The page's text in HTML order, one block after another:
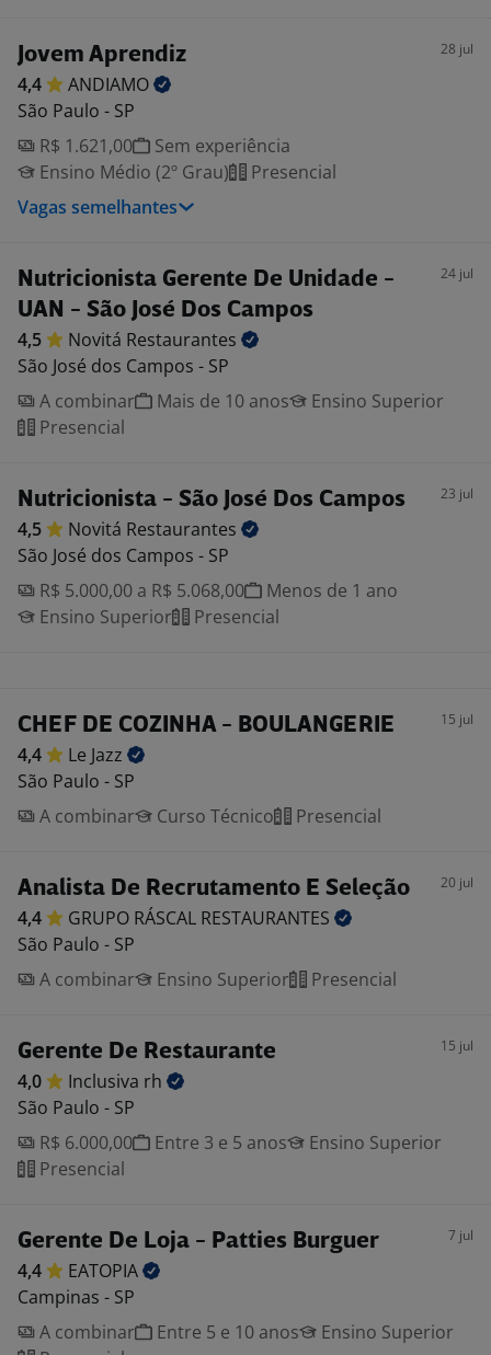
Jovem Aprendiz 28 jul
4,4
ANDIAMO
São Paulo - SP
R$ 1.621,00
Sem experiência
Ensino Médio (2º Grau)
Presencial
Vagas semelhantes
Nutricionista Gerente De Unidade -
UAN - São José Dos Campos
24 jul
4,5 Novitá Restaurantes
São José dos Campos - SP
A combinar
Mais de 10 anos
Ensino Superior
Presencial
Nutricionista - São José Dos Campos 23 jul
4,5 Novitá Restaurantes
São José dos Campos - SP
R$ 5.000,00 a R$ 5.068,00
Menos de 1 ano
Ensino Superior
Presencial
CHEF DE COZINHA - BOULANGERIE 15 jul
4,4 Le Jazz
São Paulo - SP
A combinar
Curso Técnico Presencial
Analista De Recrutamento E Seleção 20 jul
4,4 GRUPO RÁSCAL RESTAURANTES
São Paulo - SP
A combinar
Ensino Superior Presencial
Gerente De Restaurante 15 jul
4,0 Inclusiva rh
São Paulo - SP
R$ 6.000,00
Entre 3 e 5 anos
Ensino Superior
Presencial
Gerente De Loja - Patties Burguer 7 jul
4,4
EATOPIA
Campinas - SP
A combinar
Entre 5 e 10 anos
Ensino Superior